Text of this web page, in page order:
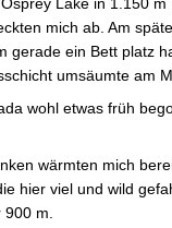
mich ab. Am
gerade ein Bett platz
umsäumte am
wohl etwas früh
wärmten mich
hier viel und wild
m.